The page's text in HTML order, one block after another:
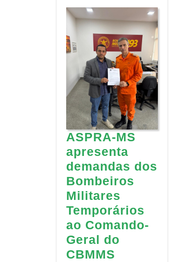
ASPRA-MS
apresenta
demandas dos
Bombeiros
Militares
Temporários
ao Comando-
Geral do
CBMMS